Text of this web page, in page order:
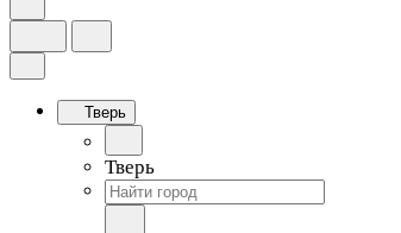
Тверь
Тверь